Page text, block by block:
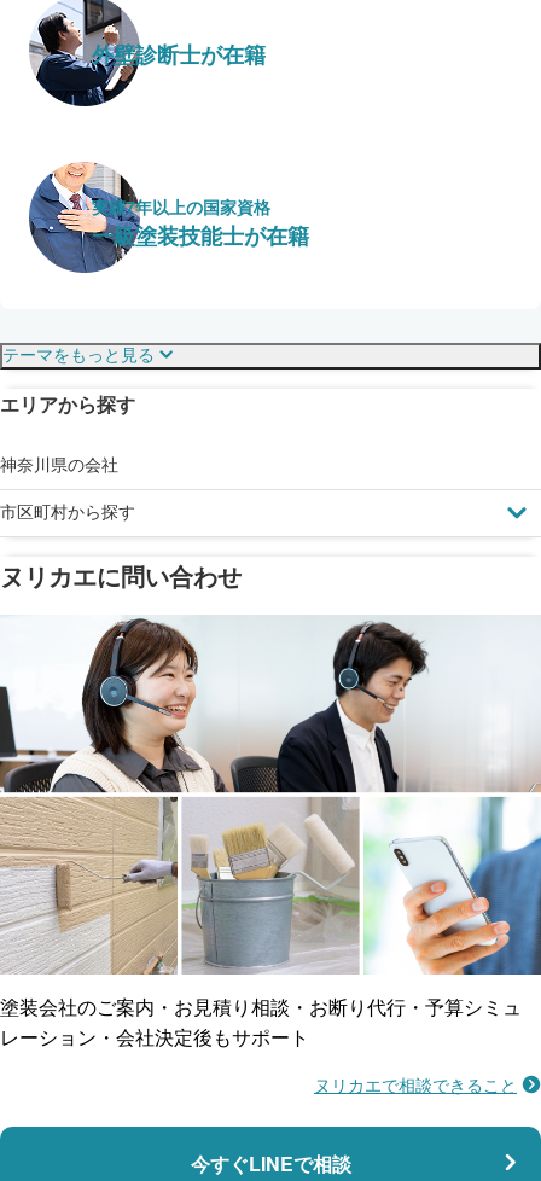
外壁診断士が在籍
実績7年以上の国家資格
一級塗装技能士が在籍
塗料の​品質を​保証
メーカー保証
工事保険
ご近所トラブルに
賠償保険
見えにくい屋根も安心
ドローン診断
省エネ効果
断熱・遮熱塗料対応
雨漏り修繕
防水工事
マンション・アパート対応
テーマをもっと見る
エリアから探す
神奈川県の会社
市区町村から探す
ヌリカエに問い合わせ
塗装会社のご案内・お見積り相談・お断り代行・予算シミュ
レーション・会社決定後もサポート
ヌリカエで相談できること
今すぐLINEで相談